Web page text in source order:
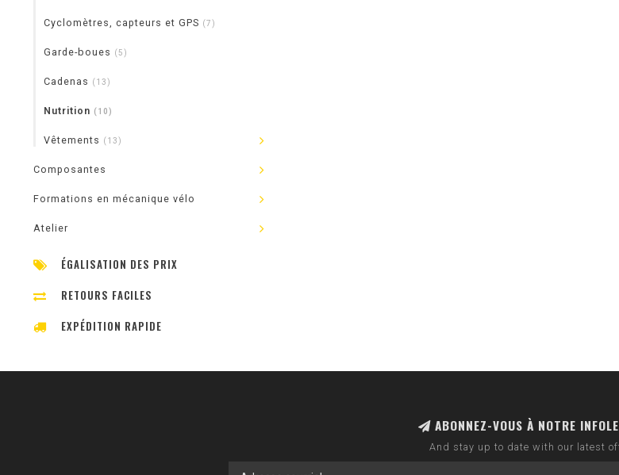
Cyclomètres, capteurs et GPS (7)
Garde-boues (5)
Cadenas (13)
Nutrition (10)
Vêtements (13)
Composantes
Formations en mécanique vélo
Atelier
ÉGALISATION DES PRIX
RETOURS FACILES
EXPÉDITION RAPIDE
ABONNEZ-VOUS À NOTRE
And stay up to date with our latest